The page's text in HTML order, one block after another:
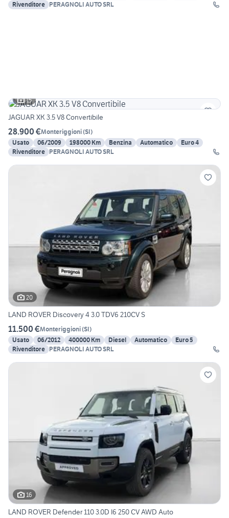
Rivenditore PERAGNOLI AUTO SRL
15
JAGUAR XK 3.5 V8 Convertibile
28.900 €Monteriggioni(SI)
Usato
06/2009 198000 Km Benzina Automatico
Euro 4
Rivenditore PERAGNOLI AUTO SRL
20
LAND ROVER Discovery 4 3.0 TDV6 210CV S
11.500 €Monteriggioni(SI)
Usato
06/2012 400000 Km Diesel Automatico
Euro 5
Rivenditore PERAGNOLI AUTO SRL
16
LAND ROVER Defender 110 3.0D I6 250 CV AWD Auto